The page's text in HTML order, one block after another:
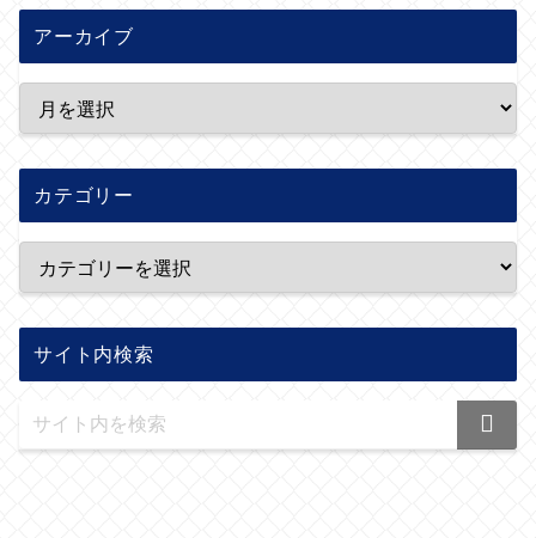
アーカイブ
カテゴリー
サイト内検索